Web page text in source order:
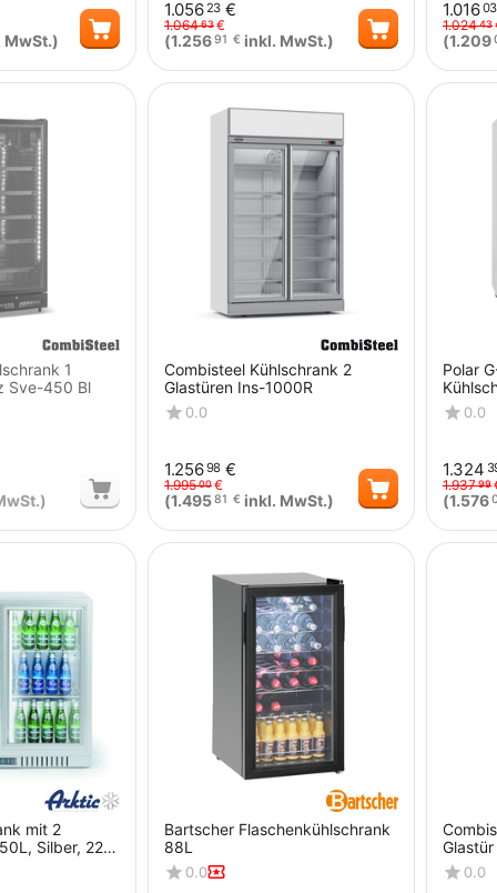
MwSt.)
1.05623 €
1.06463€
(1.25691 € inkl. MwSt.)
1.01603
1.02443
(1.209
1
Sve-450 Bl
Combisteel Kühlschrank 2
Glastüren Ins-1000R
0.0
1.25698 €
1.99500€
(1.49581 € inkl. MwSt.)
Polar
0.0
1.324
1.93799
(1.576
mit 2
Silber, 220-
Bartscher Flaschenkühlschrank
88L
0.0 0.0